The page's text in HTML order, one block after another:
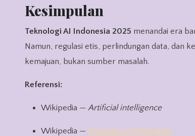
Kesimpulan
Teknologi AI Indonesia 2025 menandai era
Namun, regulasi etis, perlindungan data, dan
kemajuan, bukan sumber masalah.
Referensi:
Wikipedia — Artificial intelligence
Wikipedia — Economy of Indonesia